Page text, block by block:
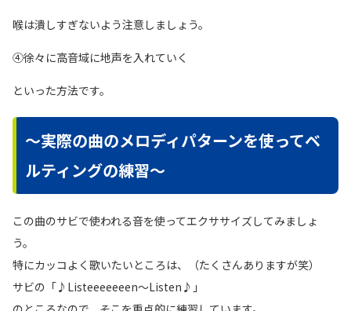
喉は潰しすぎないよう注意しましょう。
④徐々に高音域に地声を入れていく
といった方法です。
〜実際の曲のメロディパターンを使ってベ
ルティングの練習〜
この曲のサビで使われる音を使ってエクササイズしてみましょ
う。
特にカッコよく歌いたいところは、（たくさんありますが笑）
サビの「♪Listeeeeeeen〜Listen♪」